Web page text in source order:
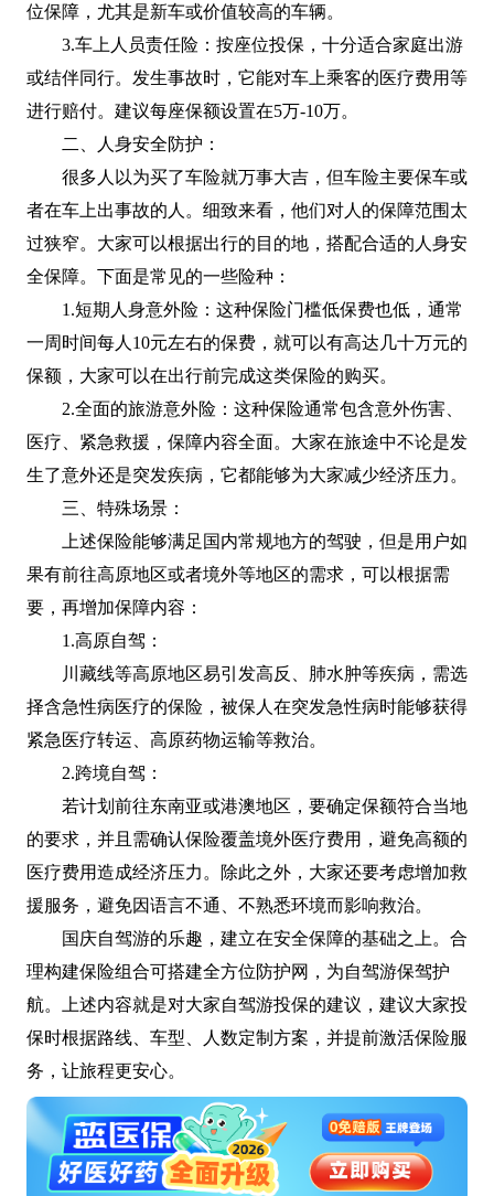
位保障，尤其是新车或价值较高的车辆。
3.车上人员责任险：按座位投保，十分适合家庭出游
或结伴同行。发生事故时，它能对车上乘客的医疗费用等
进行赔付。建议每座保额设置在5万-10万。
二、人身安全防护：
很多人以为买了车险就万事大吉，但车险主要保车或
者在车上出事故的人。细致来看，他们对人的保障范围太
过狭窄。大家可以根据出行的目的地，搭配合适的人身安
全保障。下面是常见的一些险种：
1.短期人身意外险：这种保险门槛低保费也低，通常
一周时间每人10元左右的保费，就可以有高达几十万元的
保额，大家可以在出行前完成这类保险的购买。
2.全面的旅游意外险：这种保险通常包含意外伤害、
医疗、紧急救援，保障内容全面。大家在旅途中不论是发
生了意外还是突发疾病，它都能够为大家减少经济压力。
三、特殊场景：
上述保险能够满足国内常规地方的驾驶，但是用户如
果有前往高原地区或者境外等地区的需求，可以根据需
要，再增加保障内容：
1.高原自驾：
川藏线等高原地区易引发高反、肺水肿等疾病，需选
择含急性病医疗的保险，被保人在突发急性病时能够获得
紧急医疗转运、高原药物运输等救治。
2.跨境自驾：
若计划前往东南亚或港澳地区，要确定保额符合当地
的要求，并且需确认保险覆盖境外医疗费用，避免高额的
医疗费用造成经济压力。除此之外，大家还要考虑增加救
援服务，避免因语言不通、不熟悉环境而影响救治。
国庆自驾游的乐趣，建立在安全保障的基础之上。合
理构建保险组合可搭建全方位防护网，为自驾游保驾护
航。上述内容就是对大家自驾游投保的建议，建议大家投
保时根据路线、车型、人数定制方案，并提前激活保险服
务，让旅程更安心。